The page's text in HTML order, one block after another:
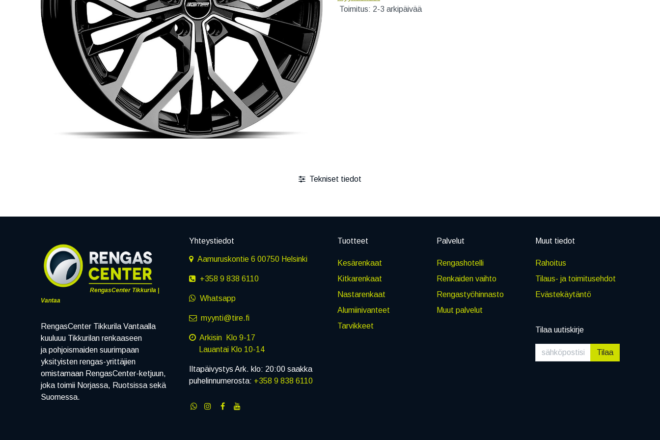
Toimitus: 2-3 arkipäivää
Tekniset tiedot
RengasCenter Tikkurila |
Vantaa
RengasCenter Tikkurila Vantaalla
kuuluuu Tikkurilan renkaaseen
ja pohjoismaiden suurimpaan
yksityisten rengas-yrittäjien
omistamaan RengasCenter-ketjuun,
joka toimii Norjassa, Ruotsissa sekä
Suomessa.
Yhteystiedot
Aamuruskontie 6 00750 Helsinki
+358 9 838 6110
Whatsapp
myynti@tire.fi
Arkisin Klo 9-17
Lauantai Klo 10-14
Iltapäivystys Ark. klo: 20:00 saakka
puhelinnumerosta: +358 9 838 6110
Tuotteet
Kesärenkaat
Kitkarenkaat
Nastarenkaat
Alumiinivanteet
Tarvikkeet
Palvelut
Rengashotelli
Renkaiden vaihto
Rengastyöhinnasto
Muut palvelut
Muut tiedot
Rahoitus
Tilaus- ja toimitusehdot
Evästekäytäntö
Tilaa uutiskirje
Tilaa